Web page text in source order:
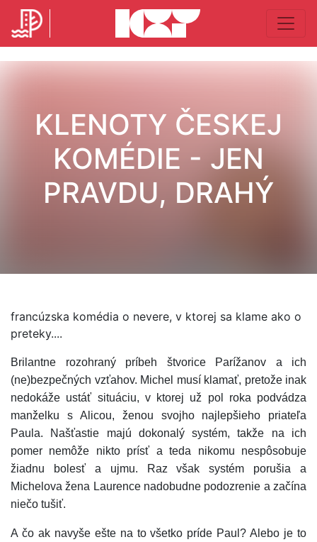
KLENOTY ČESKEJ
KOMÉDIE - JEN
PRAVDU, DRAHÝ
francúzska komédia o nevere, v ktorej sa klame ako o
preteky....
Brilantne rozohraný príbeh štvorice Parížanov a ich
(ne)bezpečných vzťahov. Michel musí klamať, pretože inak
nedokáže ustáť situáciu, v ktorej už pol roka podvádza
manželku s Alicou, ženou svojho najlepšieho priateľa
Paula. Našťastie majú dokonalý systém, takže na ich
pomer nemôže nikto prísť a teda nikomu nespôsobuje
žiadnu bolesť a ujmu. Raz však systém porušia a
Michelova žena Laurence nadobudne podozrenie a začína
niečo tušiť.
A čo ak navyše ešte na to všetko príde Paul? Alebo je to